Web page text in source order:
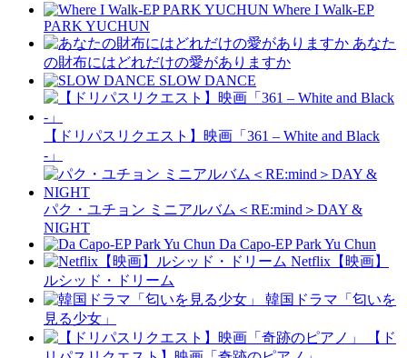
Where I Walk-EP
PARK YUCHUN
あなた
の財布にはどれだけの愛がありますか
SLOW DANCE
【ドリパスリクエスト】映画「361 – White and Black
-」
パク・ユチョン ミニアルバム＜RE:mind＞DAY &
NIGHT
Da Capo-EP Park Yu Chun
Netflix【映画】
ルシッド・ドリーム
韓国ドラマ「匂いを
見る少女」
【ド